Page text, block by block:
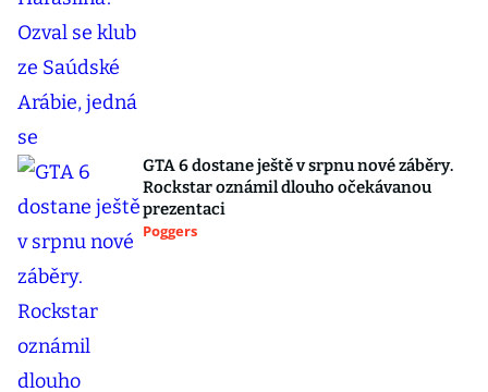
GTA 6 dostane ještě v srpnu nové záběry.
Rockstar oznámil dlouho očekávanou
prezentaci
Poggers